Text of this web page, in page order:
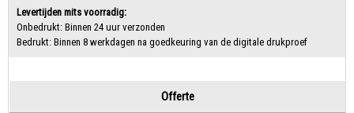
Levertijden mits voorradig:
Onbedrukt: Binnen 24 uur verzonden
Bedrukt: Binnen 8 werkdagen na goedkeuring van de digitale drukproef
Offerte